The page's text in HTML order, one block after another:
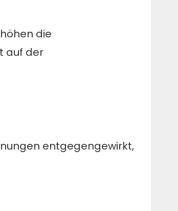
die
auf der
entgegengewirkt,